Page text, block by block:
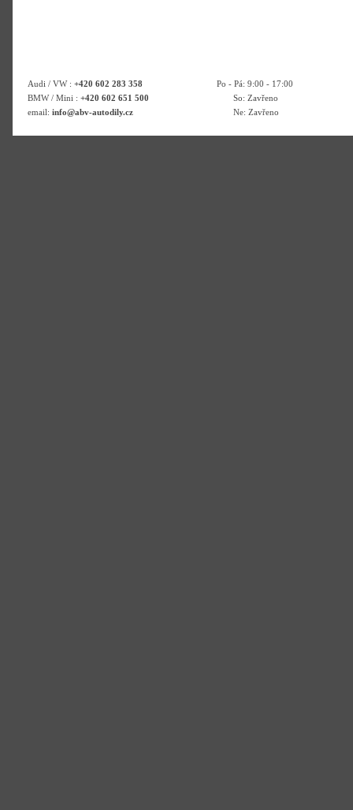
Audi / VW : +420 602 283 358
BMW / Mini : +420 602 651 500
email: info@abv-autodily.cz
Po - Pá: 9:00 - 17:00
So: Zavřeno
Ne: Zavřeno